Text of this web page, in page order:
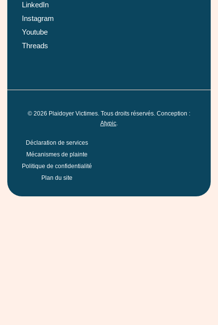
LinkedIn
Instagram
Youtube
Threads
© 2026 Plaidoyer Victimes. Tous droits réservés. Conception :
Atypic.
Déclaration de services
Mécanismes de plainte
Politique de confidentialité
Plan du site